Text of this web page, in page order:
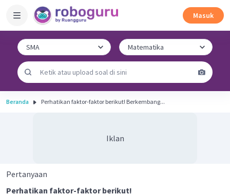
Masuk
Beranda Perhatikan faktor-faktor berikut! Berkembang...
Iklan
Pertanyaan
Perhatikan faktor-faktor berikut!